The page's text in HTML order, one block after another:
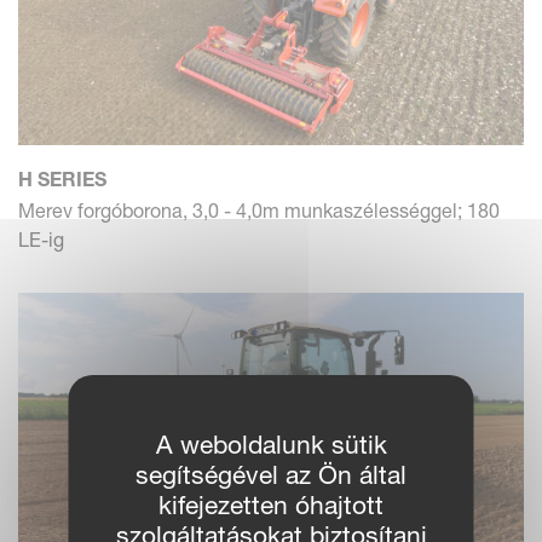
H SERIES
Merev forgóborona, 3,0 - 4,0m munkaszélességgel; 180
LE-ig
A weboldalunk sütik
segítségével az Ön által
kifejezetten óhajtott
szolgáltatásokat biztosítani